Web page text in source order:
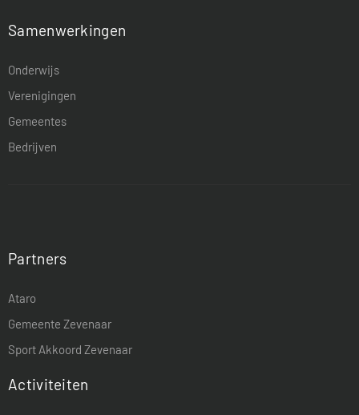
Samenwerkingen
Onderwijs
Verenigingen
Gemeentes
Bedrijven
Partners
Ataro
Gemeente Zevenaar
Sport Akkoord Zevenaar
Activiteiten